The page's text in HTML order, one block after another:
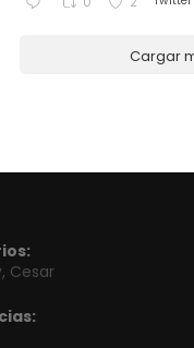
Cargar
Cesar